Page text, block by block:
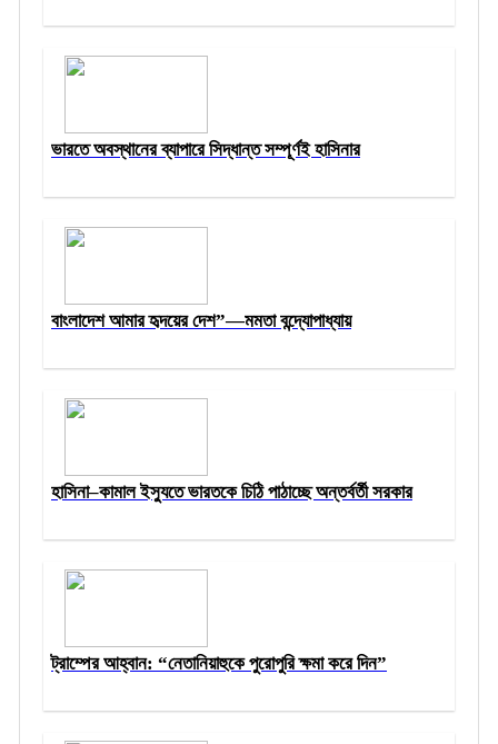
ভারতে অবস্থানের ব্যাপারে সিদ্ধান্ত সম্পূর্ণই হাসিনার
বাংলাদেশ আমার হৃদয়ের দেশ”—মমতা বন্দ্যোপাধ্যায়
হাসিনা–কামাল ইস্যুতে ভারতকে চিঠি পাঠাচ্ছে অন্তর্বর্তী সরকার
ট্রাম্পের আহ্বান: “নেতানিয়াহুকে পুরোপুরি ক্ষমা করে দিন”